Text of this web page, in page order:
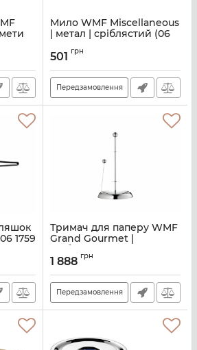
Мило WMF Miscellaneous
| метал | сріблястий (06
Артикул:
501 грн
Передзамовлення
1759
Тримач для паперу WMF
Grand Gourmet |
сріблястий (06 4458
6040)
Артикул:M00160374
1 888 грн
Передзамовлення